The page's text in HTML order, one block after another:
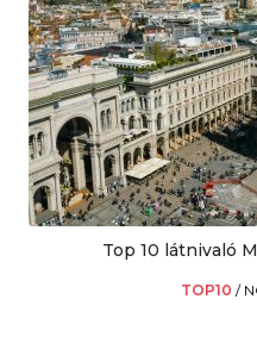
Top 10 látnivaló
TOP10 /